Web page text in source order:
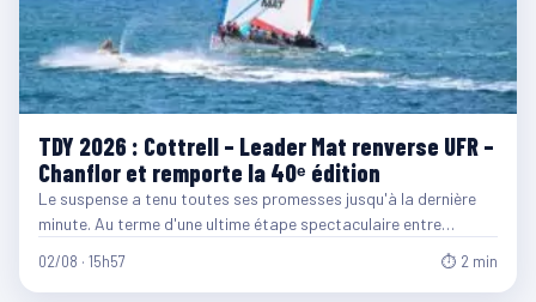
TDY 2026 : Cottrell – Leader Mat renverse UFR –
Chanflor et remporte la 40ᵉ édition
Le suspense a tenu toutes ses promesses jusqu'à la dernière
minute. Au terme d'une ultime étape spectaculaire entre…
02/08 · 15h57 ⏱ 2 min